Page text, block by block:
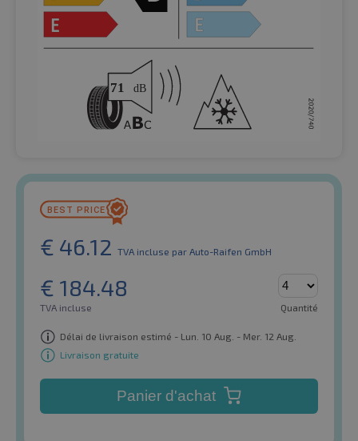
€ 46.12 TVA incluse par Auto-Raifen GmbH
€ 184.48
TVA incluse Quantité
Délai de livraison estimé - Lun. 10 Aug. - Mer. 12 Aug.
Livraison gratuite
Panier d'achat